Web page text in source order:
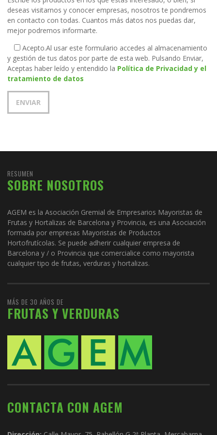
deseas visitarnos y conocer empresas, nosotros te pondremos
en contacto con todas. Cuantos más datos nos puedas dar,
mejor podremos informarte.
Acepto.Al usar este formulario accedes al almacenamiento
y gestión de tus datos por parte de esta web. Pulsando Enviar,
Aceptas haber leído y entendido la Política de Privacidad y el
tratamiento de datos
RESUMEN
SOBRE NOSOTROS
AGEM es la Asociación Gremial de Empresarios Mayoristas de
Frutas y Hortalizas de Barcelona y Provincia, es una Asociación
formada por empresas Mayoristas de Productos
Hortofrutícolas. Se puede adherir cualquier empresa de
Barcelona y / o Provincia que comercialice como mayorista
cualquier tipo de frutas, verduras y hortalizas.
MÁS DE 30 AÑOS DE
FRUTAS Y VERDURAS
CONTACTA CON AGEM